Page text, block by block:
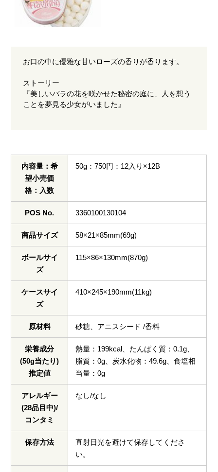
お口の中に優雅な甘いローズの香りが香ります。
ストーリー
『美しいバラの花を咲かせた秘密の庭に、人を想う
ことを夢見る少女がいました』
内容量：希
望小売価
格：入数
50g：750円：12入り×12B
POS No. 3360100130104
商品サイズ 58×21×85mm(69g)
ボールサイ
ズ
115×86×130mm(870g)
ケースサイ
ズ
410×245×190mm(11kg)
原材料 砂糖、アニスシード /香料
栄養成分
(50g当たり)
推定値
熱量：199kcal、たんぱく質：0.1g、
脂質：0g、炭水化物：49.6g、食塩相
当量：0g
アレルギー
(28品目中)/
コンタミ
なし/なし
保存方法
直射日光を避けて保存してくださ
い。